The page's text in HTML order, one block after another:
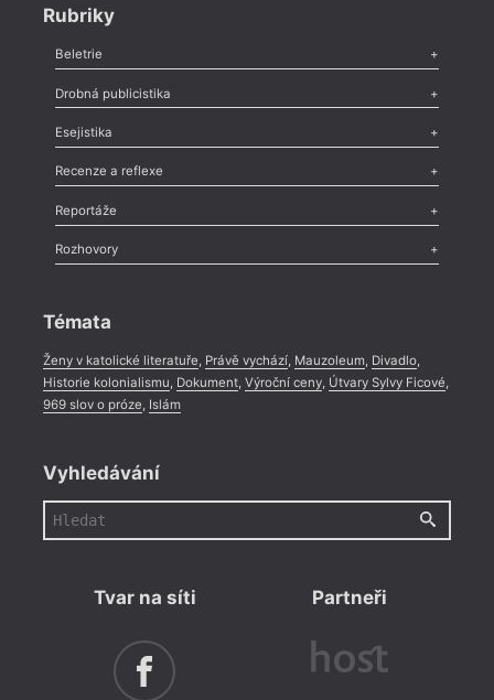
Rubriky
Beletrie
Poezie,Próza,Dokumenty
Drobná publicistika
Odlesk
Nekrolog,Glosa,Sloupek,Pozvánka,Literární soutěž,
Esejistika
Esej ,Pádlo,Úvaha
Recenze a reflexe
Recenze
Méně slov o próze,Celá rubrika
Reportáže
Literární zítřky
Celá rubrika
Rozhovory
Témata
Ženy v katolické literatuře, Právě vychází, Mauzoleum, Divadlo,
Historie kolonialismu, Dokument, Výroční ceny, Útvary Sylvy Ficové,
969 slov o próze, Islám
Vyhledávání
Tvar na síti Partneři